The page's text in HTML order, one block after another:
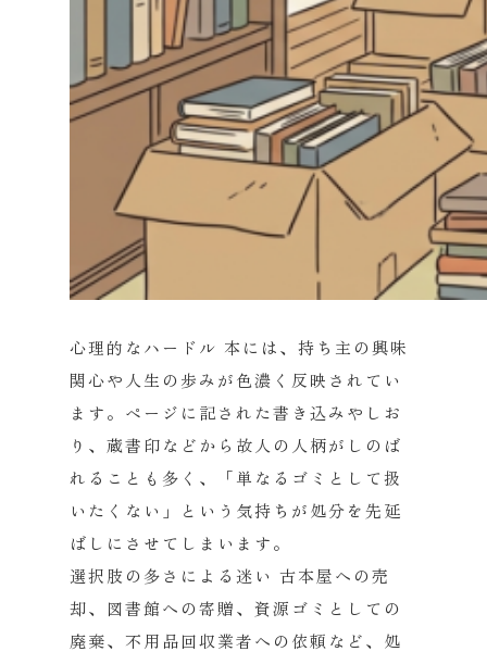
心理的なハードル 本には、持ち主の興味
関心や人生の歩みが色濃く反映されてい
ます。ページに記された書き込みやしお
り、蔵書印などから故人の人柄がしのば
れることも多く、「単なるゴミとして扱
いたくない」という気持ちが処分を先延
ばしにさせてしまいます。
選択肢の多さによる迷い 古本屋への売
却、図書館への寄贈、資源ゴミとしての
廃棄、不用品回収業者への依頼など、処